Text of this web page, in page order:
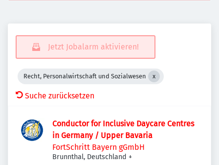
Jetzt Jobalarm aktivieren!
Recht, Personalwirtschaft und Sozialwesen
Suche zurücksetzen
Conductor for Inclusive Daycare Centres
in Germany / Upper Bavaria
FortSchritt Bayern gGmbH
Brunnthal, Deutschland +